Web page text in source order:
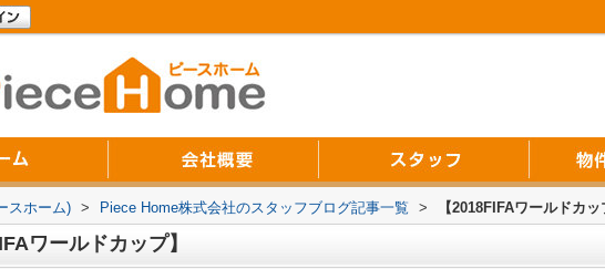
スホーム) > Piece Home株式会社のスタッフブログ記事一覧 > 【2018FIFAワールドカッ
ワールドカップ】